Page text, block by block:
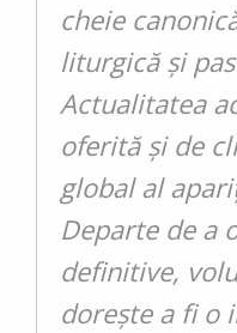
cheie
liturgică și
Actualitatea
oferită și de
global al
Departe de a
definitive,
dorește a fi o